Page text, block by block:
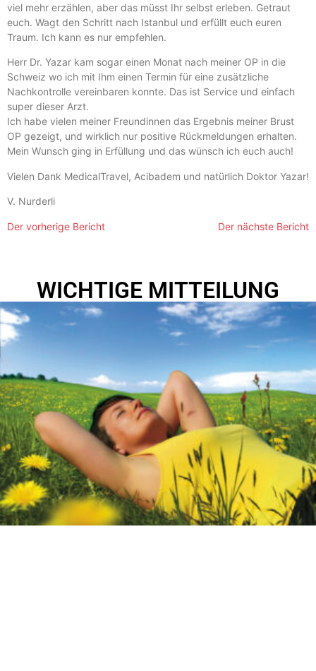
viel mehr erzählen, aber das müsst Ihr selbst erleben. Getraut
euch. Wagt den Schritt nach Istanbul und erfüllt euch euren
Traum. Ich kann es nur empfehlen.
Herr Dr. Yazar kam sogar einen Monat nach meiner OP in die
Schweiz wo ich mit Ihm einen Termin für eine zusätzliche
Nachkontrolle vereinbaren konnte. Das ist Service und einfach
super dieser Arzt.
Ich habe vielen meiner Freundinnen das Ergebnis meiner Brust
OP gezeigt, und wirklich nur positive Rückmeldungen erhalten.
Mein Wunsch ging in Erfüllung und das wünsch ich euch auch!
Vielen Dank MedicalTravel, Acibadem und natürlich Doktor Yazar!
V. Nurderli
Der vorherige Bericht Der nächste Bericht
WICHTIGE MITTEILUNG